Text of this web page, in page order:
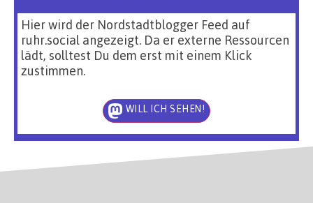
Hier wird der Nordstadtblogger Feed auf
ruhr.social angezeigt. Da er externe Ressourcen
lädt, solltest Du dem erst mit einem Klick
zustimmen.
WILL ICH SEHEN!